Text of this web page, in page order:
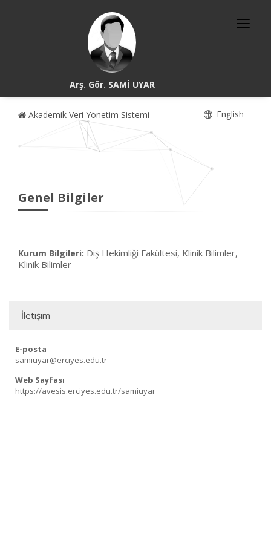
Arş. Gör. SAMİ UYAR
Akademik Veri Yönetim Sistemi English
Genel Bilgiler
Kurum Bilgileri: Diş Hekimliği Fakültesi, Klinik Bilimler,
Klinik Bilimler
İletişim
E-posta
samiuyar@erciyes.edu.tr
Web Sayfası
https://avesis.erciyes.edu.tr/samiuyar